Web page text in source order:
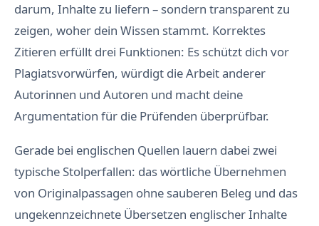
darum, Inhalte zu liefern – sondern transparent zu
zeigen, woher dein Wissen stammt. Korrektes
Zitieren erfüllt drei Funktionen: Es schützt dich vor
Plagiatsvorwürfen, würdigt die Arbeit anderer
Autorinnen und Autoren und macht deine
Argumentation für die Prüfenden überprüfbar.
Gerade bei englischen Quellen lauern dabei zwei
typische Stolperfallen: das wörtliche Übernehmen
von Originalpassagen ohne sauberen Beleg und das
ungekennzeichnete Übersetzen englischer Inhalte